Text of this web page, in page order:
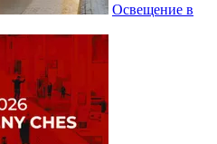
Освещение в